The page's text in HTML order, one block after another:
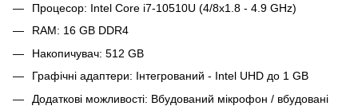
Процесор: Intel Core i7-10510U (4/8x1.8 - 4.9 GHz)
RAM: 16 GB DDR4
Накопичувач: 512 GB
Графічні адаптери: Інтегрований - Intel UHD до 1 GB
Додаткові можливості: Вбудований мікрофон / вбудовані